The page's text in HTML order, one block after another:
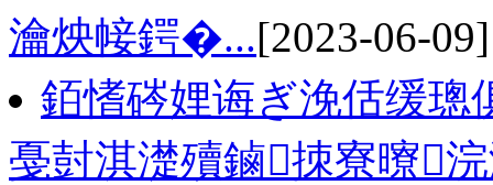
瀹炴帹鍔�...[2023-06-09]
銆愭硶娌诲ぎ浼佸缓璁
戞尌淇濋殰鏀拺寮曢